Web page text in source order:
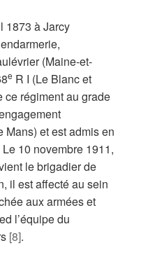
1873 à Jarcy
(Maine-et-
e R I (Le Blanc et
ce régiment au grade
Mans) et est admis en
10 novembre 1911,
le brigadier de
il est affecté au sein
aux armées et
l’équipe du
[8].